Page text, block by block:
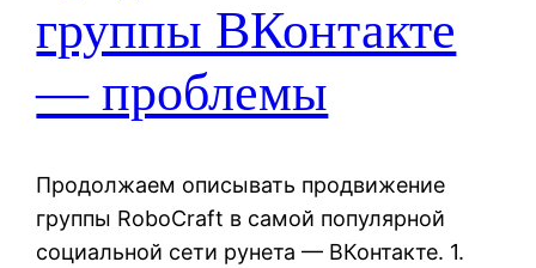
группы ВКонтакте
— проблемы
Продолжаем описывать продвижение
группы RoboCraft в самой популярной
социальной сети рунета — ВКонтакте. 1.